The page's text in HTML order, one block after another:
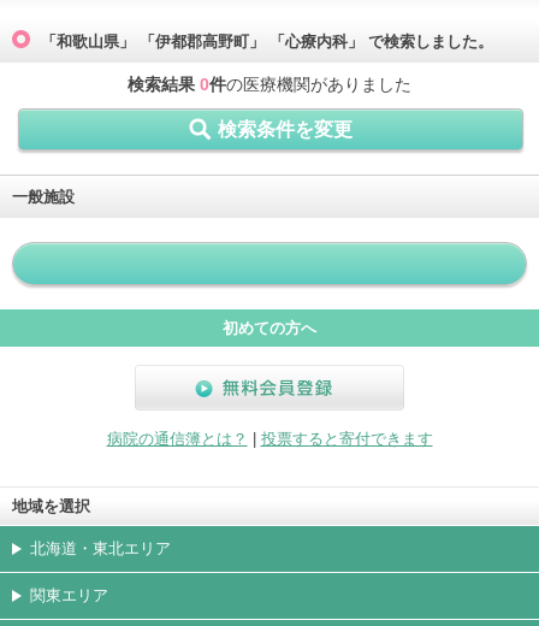
「和歌山県」 「伊都郡高野町」 「心療内科」 で検索しました。
検索結果 0件の医療機関がありました
検索条件を変更
一般施設
初めての方へ
病院の通信簿とは？
投票すると寄付できます
地域を選択
北海道・東北エリア
関東エリア